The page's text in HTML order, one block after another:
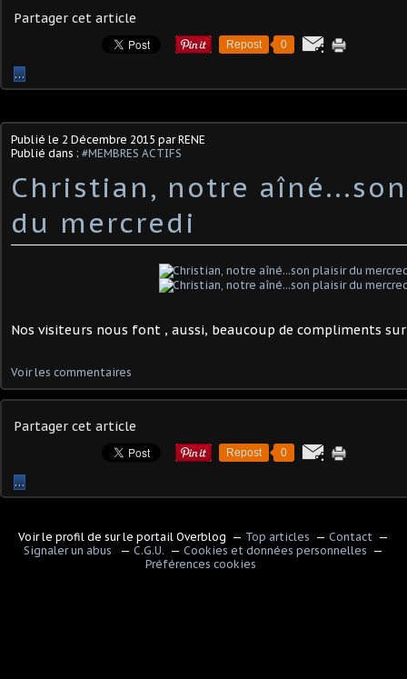
Partager cet article
Repost 0
…
Publié le 2 Décembre 2015 par RENE
Publié dans : #MEMBRES ACTIFS
Christian, notre
du mercredi
Nos visiteurs nous font , aussi, beaucoup de compliments
Voir les commentaires
Partager cet article
Repost 0
…
Voir le profil de sur le portail Overblog Top articles
Contact
Signaler un abus
C.G.U.
Cookies et données personnelles
Préférences cookies